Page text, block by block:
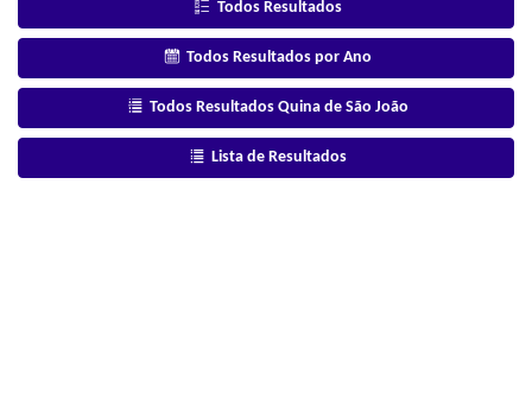
Todos Resultados
Todos Resultados por Ano
Todos Resultados Quina de São João
Lista de Resultados